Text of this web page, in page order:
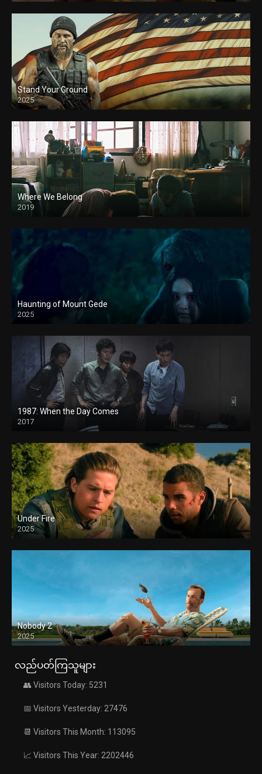
Stand Your Ground
2025
Where We Belong
2019
Haunting of Mount Gede
2025
1987: When the Day Comes
2017
Under Fire
2025
Nobody 2
2025
လည်ပတ်ကြသူများ
👥 Visitors Today: 5231
📅 Visitors Yesterday: 27476
📆 Visitors This Month: 113095
📈 Visitors This Year: 2202446